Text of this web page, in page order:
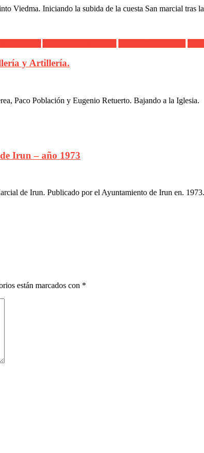
Viedma. Iniciando la subida de la cuesta San marcial tras
y Artillería.
Paco Población y Eugenio Retuerto. Bajando a la Iglesia.
Irun – año 1973
de Irun. Publicado por el Ayuntamiento de Irun en.
están marcados con *